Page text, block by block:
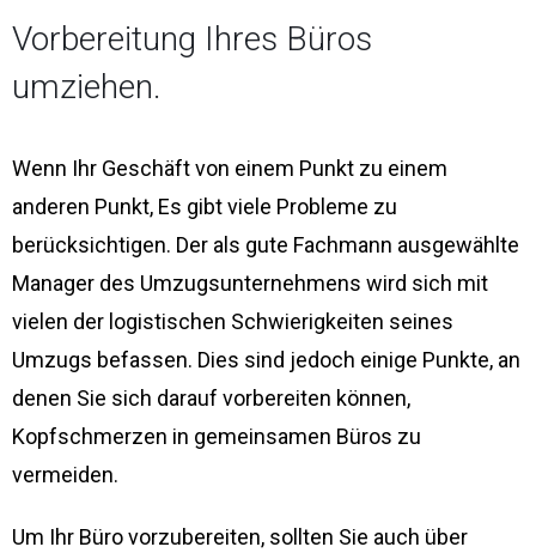
Vorbereitung Ihres Büros
umziehen.
Wenn Ihr Geschäft von einem Punkt zu einem
anderen Punkt, Es gibt viele Probleme zu
berücksichtigen. Der als gute Fachmann ausgewählte
Manager des Umzugsunternehmens wird sich mit
vielen der logistischen Schwierigkeiten seines
Umzugs befassen. Dies sind jedoch einige Punkte, an
denen Sie sich darauf vorbereiten können,
Kopfschmerzen in gemeinsamen Büros zu
vermeiden.
Um Ihr Büro vorzubereiten, sollten Sie auch über